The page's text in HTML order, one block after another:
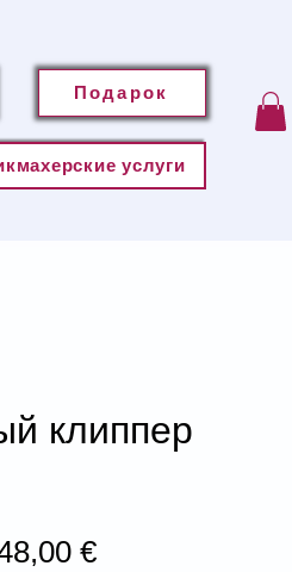
Подарок
услуги
клиппер
€Спеццена